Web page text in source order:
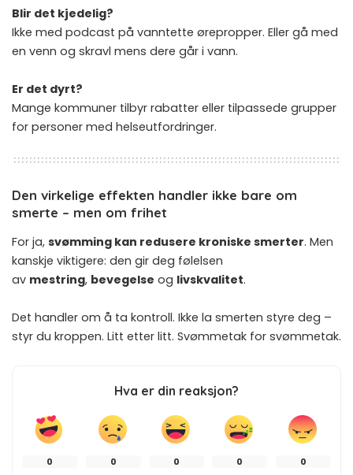
Blir det kjedelig?
Ikke med podcast på vanntette ørepropper. Eller gå med
en venn og skravl mens dere går i vann.
Er det dyrt?
Mange kommuner tilbyr rabatter eller tilpassede grupper
for personer med helseutfordringer.
Den virkelige effekten handler ikke bare om
smerte – men om frihet
For ja, svømming kan redusere kroniske smerter. Men
kanskje viktigere: den gir deg følelsen
av mestring, bevegelse og livskvalitet.
Det handler om å ta kontroll. Ikke la smerten styre deg –
styr du kroppen. Litt etter litt. Svømmetak for svømmetak.
Hva er din reaksjon?
0 0 0 0 0